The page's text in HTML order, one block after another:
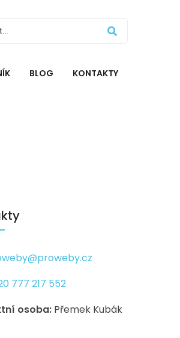
BLOG KONTAKTY
777 217 552
osoba: Přemek Kubák